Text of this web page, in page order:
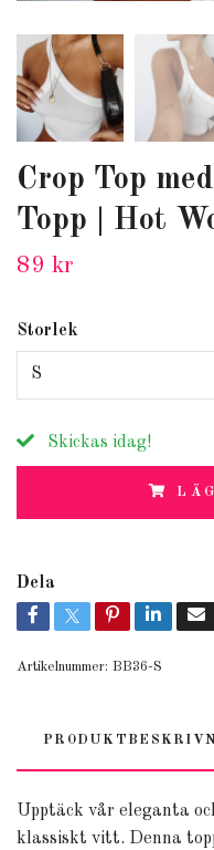
Crop Top
Topp | Hot
89 kr
Storlek
S
Skickas idag!
Dela
Artikelnummer: BB36-S
Upptäck vår eleganta
klassiskt vitt. Denna